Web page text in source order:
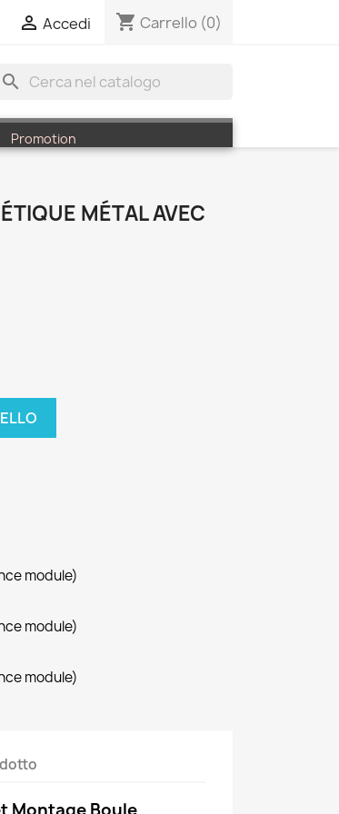
 Accedi shopping_cart Carrello (0)
search
Promotion
MÉTAL AVEC
module)
module)
module)